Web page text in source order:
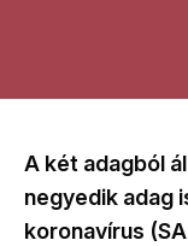
A két adagból
negyedik adag
koronavírus